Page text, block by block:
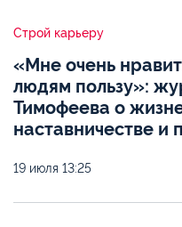
Строй карьеру
«Мне очень
людям пользу»:
Тимофеева о
наставничестве и
19 июля 13:25